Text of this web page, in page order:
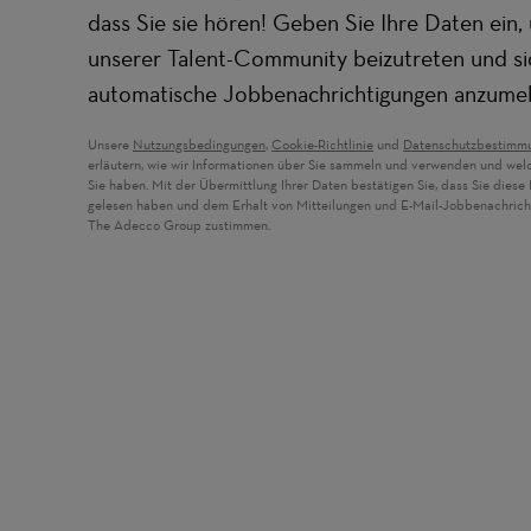
dass Sie sie hören! Geben Sie Ihre Daten ein,
unserer Talent-Community beizutreten und
automatische Jobbenachrichtigungen
Unsere Nutzungsbedingungen, Cookie-Richtlinie und
erläutern, wie wir Informationen über Sie sammeln und verwenden und
Sie haben. Mit der Übermittlung Ihrer Daten bestätigen Sie, dass Sie diese
gelesen haben und dem Erhalt von Mitteilungen und E-Mail-
The Adecco Group zustimmen.